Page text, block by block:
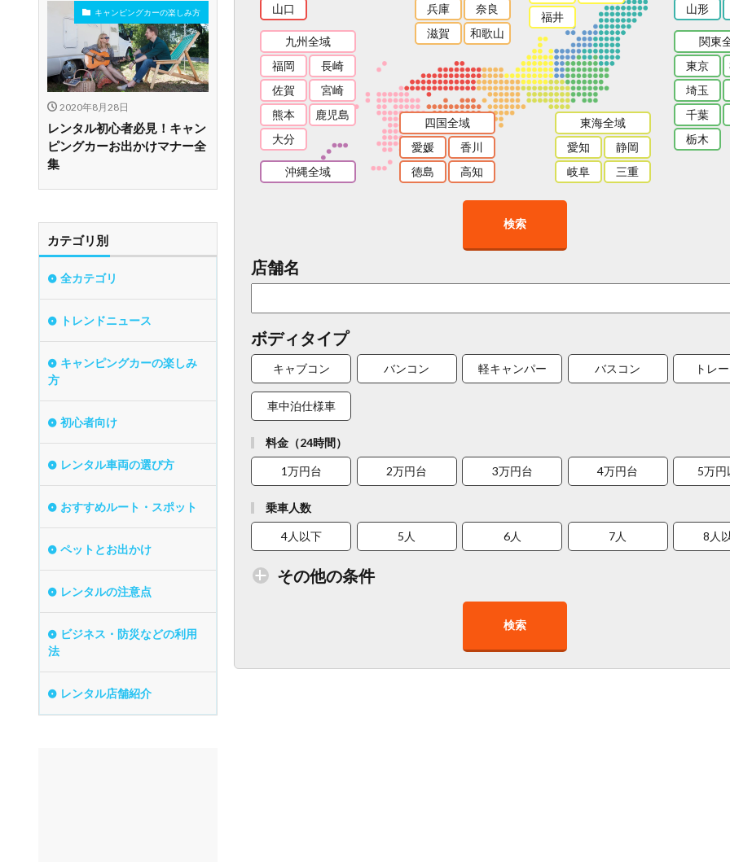
山形
関東
東京
埼玉
千葉
栃木
福井
東海全域
愛知
静岡
岐阜
三重
兵庫
奈良
滋賀
和歌山
山口
四国全域
愛媛
香川
徳島
高知
九州全域
福岡
長崎
佐賀
宮崎
熊本
鹿児島
大分
沖縄全域
検索
店舗名
ボディタイプ
キャブコン バンコン 軽キャンパー バスコン トレ
車中泊仕様車
料金（24時間）
1万円台 2万円台 3万円台 4万円台 5万円
乗車人数
4人以下 5人 6人 7人 8人
その他の条件
走行距離少
ベビーシート 車椅子対応 プレミアム車両
検索
キャンピングカーの楽しみ方
2020年8月28日
レンタル初心者必見！キャン
ピングカーお出かけマナー全
集
カテゴリ別
全カテゴリ
トレンドニュース
キャンピングカーの楽しみ
方
初心者向け
レンタル車両の選び方
おすすめルート・スポット
ペットとお出かけ
レンタルの注意点
ビジネス・防災などの利用
法
レンタル店舗紹介